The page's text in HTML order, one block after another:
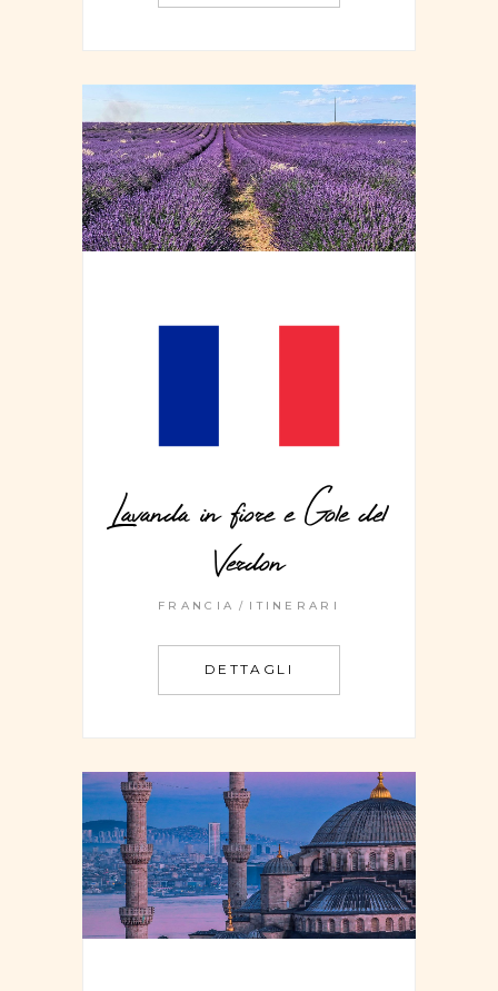
Lavanda in fiore e Gole del
Verdon
FRANCIA ITINERARI
DETTAGLI